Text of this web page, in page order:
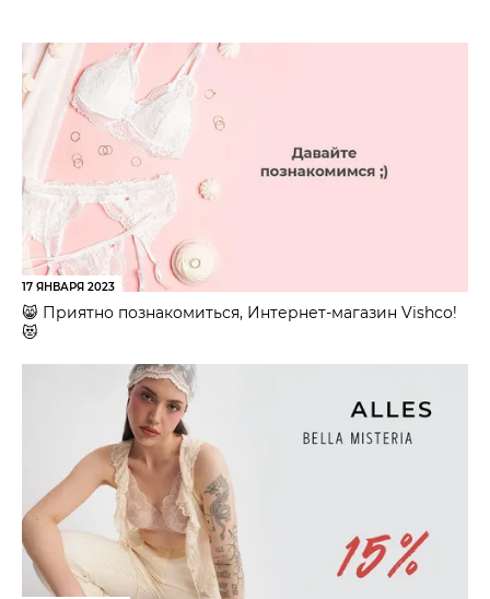
17 ЯНВАРЯ 2023
😸 Приятно познакомиться, Интернет-магазин Vishco!
😻